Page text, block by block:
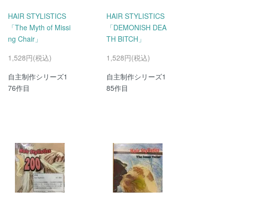
HAIR STYLISTICS
「The Myth of Missi
ng Chair」
1,528円(税込)
自主制作シリーズ1
76作目
HAIR STYLISTICS
「DEMONISH DEA
TH BITCH」
1,528円(税込)
自主制作シリーズ1
85作目